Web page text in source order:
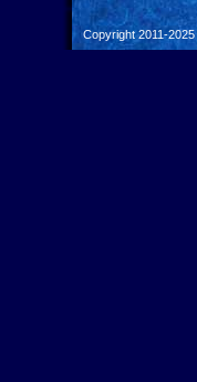
Copyright 2011-2025